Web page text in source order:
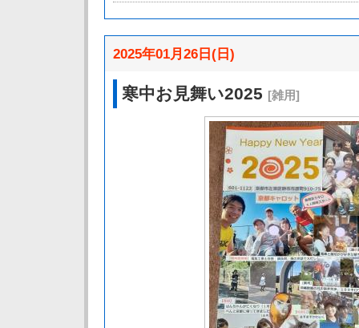
2025年01月26日(日)
寒中お見舞い2025 [雑用]